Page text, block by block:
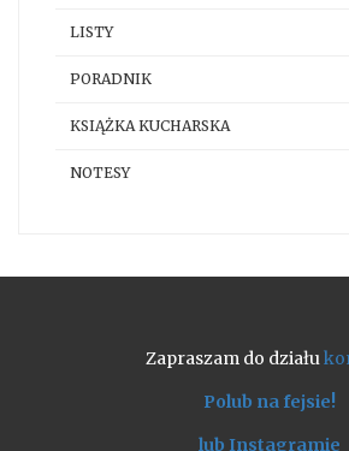
LISTY
PORADNIK
KSIĄŻKA KUCHARSKA
NOTESY
Zapraszam do działu
Polub na fejsie!
lub Instagramie